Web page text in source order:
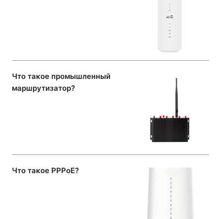
Что такое промышленный
маршрутизатор?
Что такое PPPoE?